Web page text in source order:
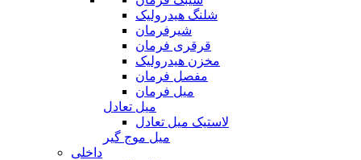
شلنگ هیدرولیک
شیرفرمان
قرقری فرمان
مخزن هیدرولیک
مفصل فرمان
میل فرمان
میل تعادل
لاستیک میل تعادل
میل موج گیر
داخلی